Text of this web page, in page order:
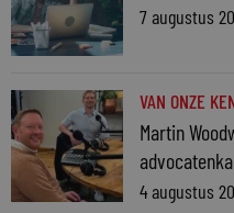
7 augustus
VAN ONZE
Martin
4 augustus